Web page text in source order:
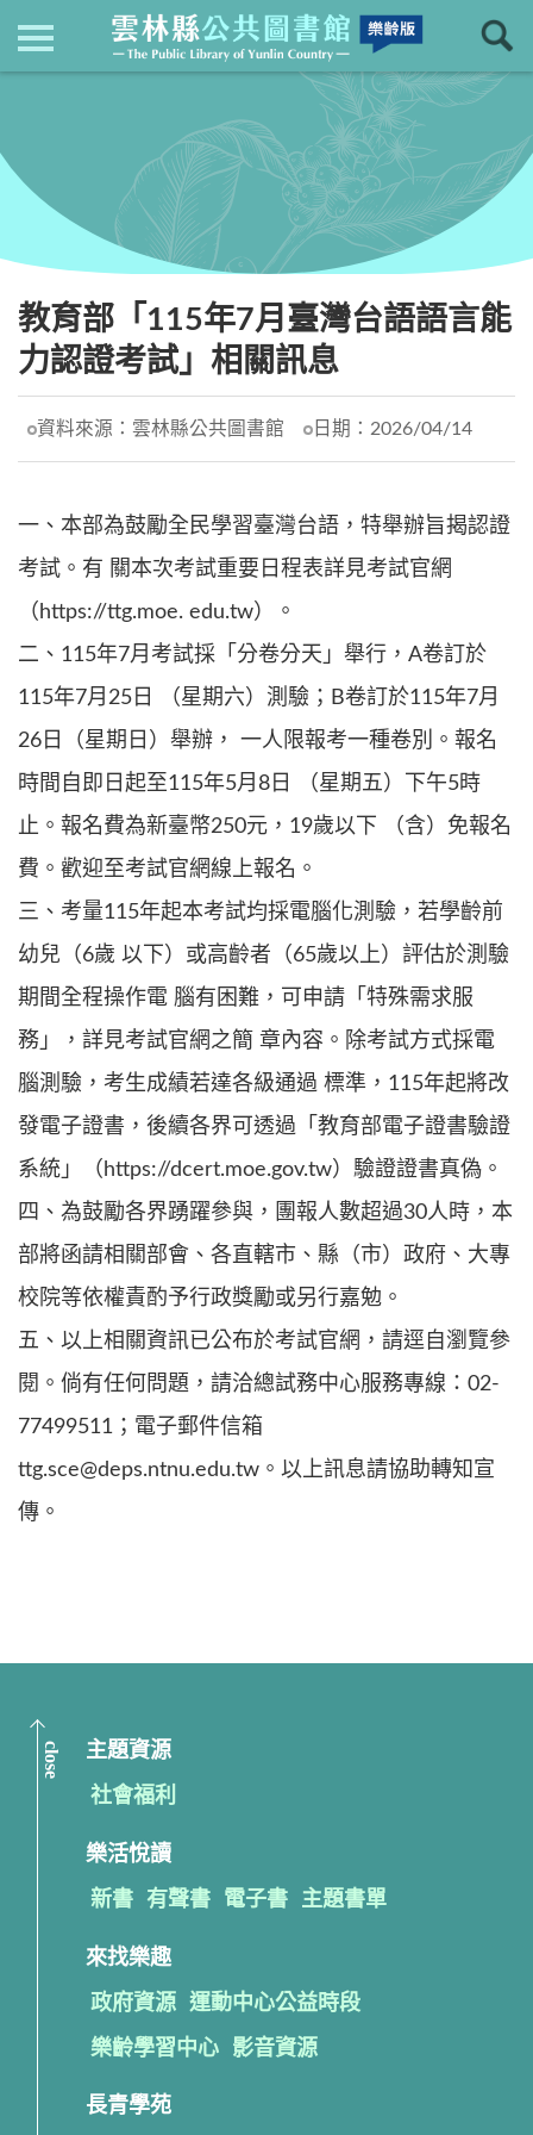
最新消息
教育部「115年7月臺灣台語語言能
力認證考試」相關訊息
資料來源： 雲林縣公共圖書館 日期： 2026/04/14
一、本部為鼓勵全民學習臺灣台語，特舉辦旨揭認證
考試。有 關本次考試重要日程表詳見考試官網
（https://ttg.moe. edu.tw）。
二、115年7月考試採「分卷分天」舉行，A卷訂於
115年7月25日 （星期六）測驗；B卷訂於115年7月
26日（星期日）舉辦， 一人限報考一種卷別。報名
時間自即日起至115年5月8日 （星期五）下午5時
止。報名費為新臺幣250元，19歲以下 （含）免報名
費。歡迎至考試官網線上報名。
三、考量115年起本考試均採電腦化測驗，若學齡前
幼兒（6歲 以下）或高齡者（65歲以上）評估於測驗
期間全程操作電 腦有困難，可申請「特殊需求服
務」，詳見考試官網之簡 章內容。除考試方式採電
腦測驗，考生成績若達各級通過 標準，115年起將改
發電子證書，後續各界可透過「教育部電子證書驗證
系統」（https://dcert.moe.gov.tw）驗證證書真偽。
四、為鼓勵各界踴躍參與，團報人數超過30人時，本
部將函請相關部會、各直轄市、縣（市）政府、大專
校院等依權責酌予行政獎勵或另行嘉勉。
五、以上相關資訊已公布於考試官網，請逕自瀏覽參
閱。倘有任何問題，請洽總試務中心服務專線：02-
77499511；電子郵件信箱
ttg.sce@deps.ntnu.edu.tw。以上訊息請協助轉知宣
傳。
close 主題資源
社會福利
樂活悅讀
新書 有聲書 電子書 主題書單
來找樂趣
政府資源 運動中心公益時段
樂齡學習中心 影音資源
長青學苑